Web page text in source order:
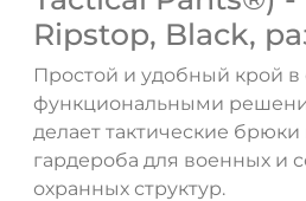
Ripstop, Black,
Простой и удобный крой в
функциональными
делает тактические
гардероба для военных и
охранных структур.